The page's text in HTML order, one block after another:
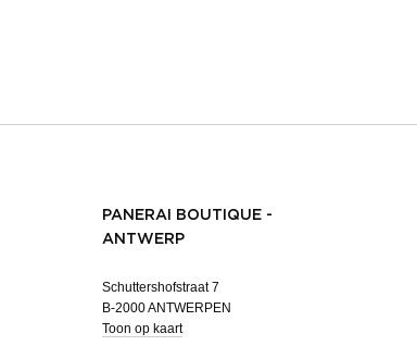
PANERAI BOUTIQUE -
ANTWERP
Schuttershofstraat 7
B-2000 ANTWERPEN
Toon op kaart